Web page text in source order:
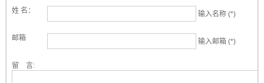
姓 名： 输入名称 (*)
邮箱 输入邮箱 (*)
留 言: